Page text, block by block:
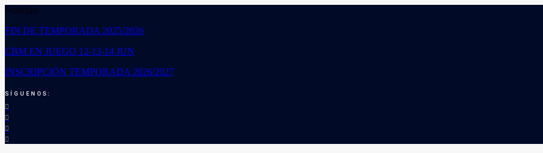
Noticias:
FIN DE TEMPORADA 2025/2026
CBM EN JUEGO 12-13-14 JUN
INSCRIPCIÓN TEMPORADA 2026/2027
SÍGUENOS: